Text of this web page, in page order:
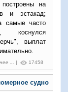
на
и эстакад;
самые часто
коснулся
выплат
... | 17458
судно